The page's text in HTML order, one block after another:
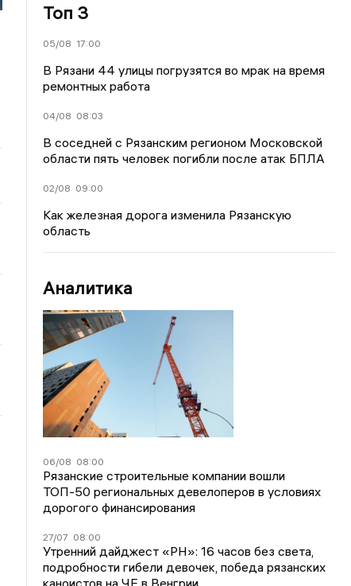
Топ 3
05/08 17:00
В Рязани 44 улицы погрузятся во мрак на время
ремонтных работа
04/08 08:03
В соседней с Рязанским регионом Московской
области пять человек погибли после атак БПЛА
02/08 09:00
Как железная дорога изменила Рязанскую
область
Аналитика
06/08 08:00
Рязанские строительные компании вошли
ТОП-50 региональных девелоперов в условиях
дорогого финансирования
27/07 08:00
Утренний дайджест «РН»: 16 часов без света,
подробности гибели девочек, победа рязанских
каноистов на ЧЕ в Венгрии